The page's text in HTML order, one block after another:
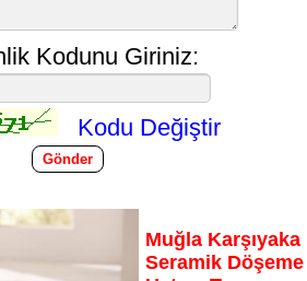
Kodunu Giriniz:
Kodu Değiştir
Muğla Karşıyaka
Seramik Döşeme